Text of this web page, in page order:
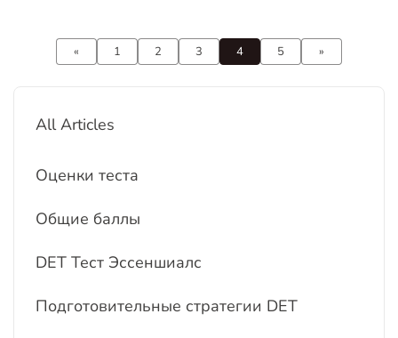
All Articles
Оценки теста
Общие баллы
DET Тест Эссеншиалс
Подготовительные стратегии DET
« 1 2 3 4 5 »